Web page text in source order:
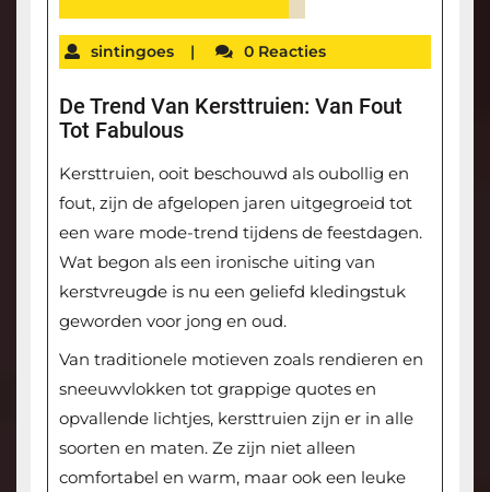
sintingoes | 0 Reacties
De Trend Van Kersttruien: Van Fout
Tot Fabulous
Kersttruien, ooit beschouwd als oubollig en
fout, zijn de afgelopen jaren uitgegroeid tot
een ware mode-trend tijdens de feestdagen.
Wat begon als een ironische uiting van
kerstvreugde is nu een geliefd kledingstuk
geworden voor jong en oud.
Van traditionele motieven zoals rendieren en
sneeuwvlokken tot grappige quotes en
opvallende lichtjes, kersttruien zijn er in alle
soorten en maten. Ze zijn niet alleen
comfortabel en warm, maar ook een leuke